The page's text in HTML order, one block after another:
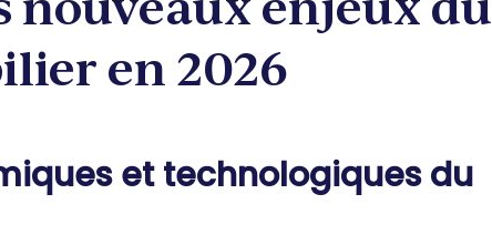
en 2026
et technologiques du